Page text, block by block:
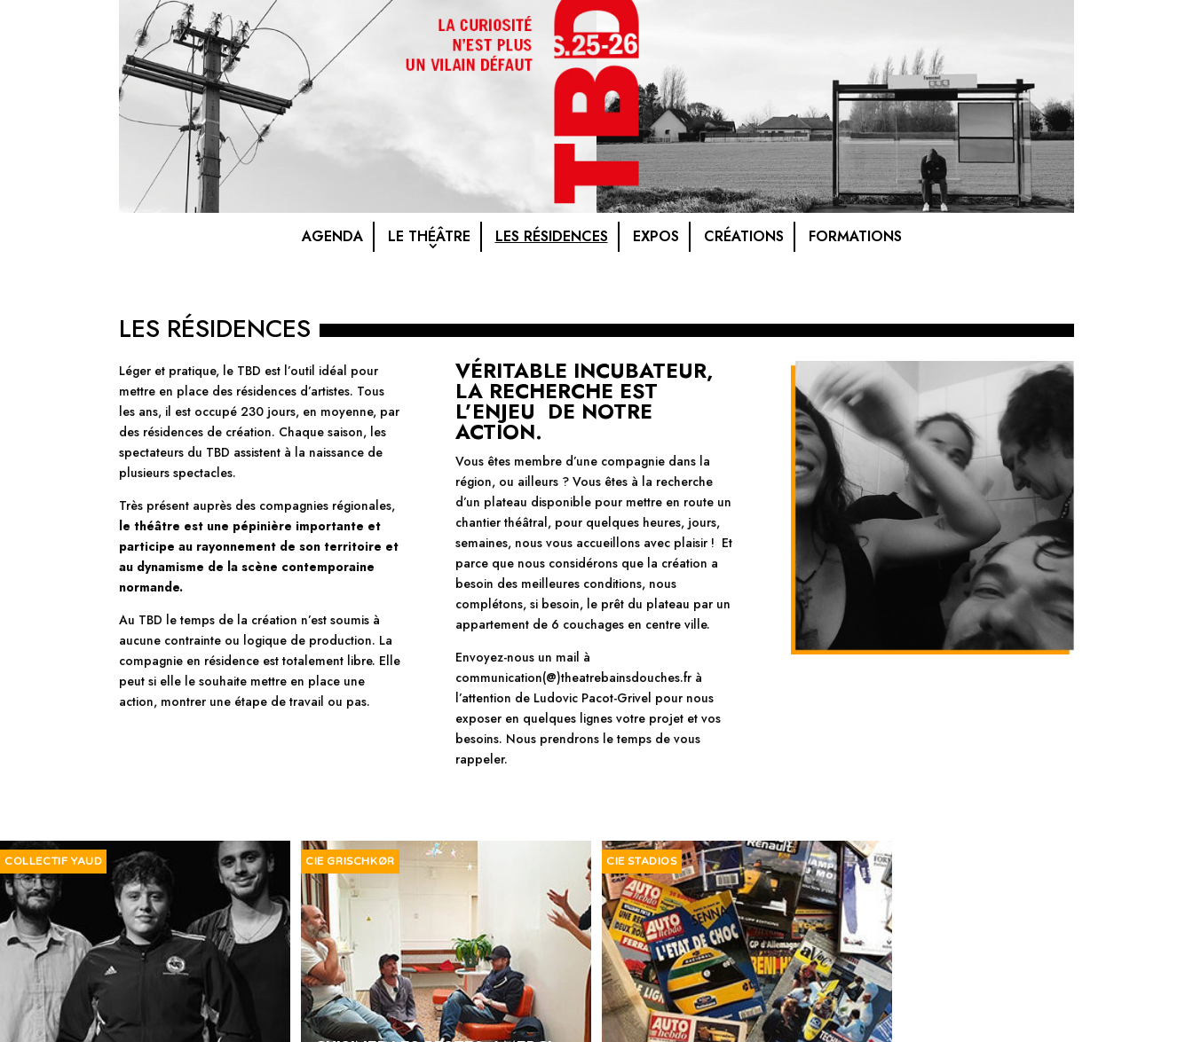
AGENDA LE THÉÂTRE LES RÉSIDENCES EXPOS CRÉATIONS FORMATIONS
LES RÉSIDENCES
Léger et pratique, le TBD est l’outil idéal pour
mettre en place des résidences d’artistes. Tous
les ans, il est occupé 230 jours, en moyenne, par
des résidences de création. Chaque saison, les
spectateurs du TBD assistent à la naissance de
plusieurs spectacles.
Très présent auprès des compagnies régionales,
le théâtre est une pépinière importante et
participe au rayonnement de son territoire et
au dynamisme de la scène contemporaine
normande.
Au TBD le temps de la création n’est soumis à
aucune contrainte ou logique de production. La
compagnie en résidence est totalement libre. Elle
peut si elle le souhaite mettre en place une
action, montrer une étape de travail ou pas.
VÉRITABLE INCUBATEUR,
LA RECHERCHE EST
L’ENJEU DE NOTRE
ACTION.
Vous êtes membre d’une compagnie dans la
région, ou ailleurs ? Vous êtes à la recherche
d’un plateau disponible pour mettre en route un
chantier théâtral, pour quelques heures, jours,
semaines, nous vous accueillons avec plaisir ! Et
parce que nous considérons que la création a
besoin des meilleures conditions, nous
complétons, si besoin, le prêt du plateau par un
appartement de 6 couchages en centre ville.
Envoyez-nous un mail à
communication(@)theatrebainsdouches.fr à
l’attention de Ludovic Pacot-Grivel pour nous
exposer en quelques lignes votre projet et vos
besoins. Nous prendrons le temps de vous
rappeler.
COLLECTIF YAUD CIE GRISCHKØR CIE STADIOS